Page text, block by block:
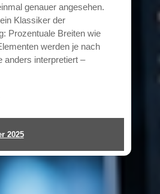
genauer angesehen.
Klassiker der
Prozentuale Breiten wie
werden je nach
anders interpretiert –
2025